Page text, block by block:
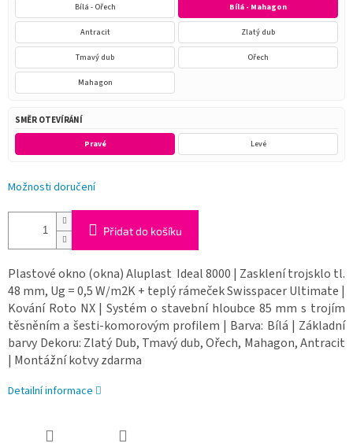
Bílá - Ořech Bílá - Mahagon
Antracit Zlatý dub
Tmavý dub Ořech
Mahagon
SMĚR OTEVÍRÁNÍ
Pravé Levé
Možnosti doručení
Přidat do košíku
Plastové okno (okna) Aluplast Ideal 8000 | Zasklení trojsklo tl.
48 mm, Ug = 0,5 W/m2K + teplý rámeček Swisspacer Ultimate |
Kování Roto NX | Systém o stavební hloubce 85 mm s trojím
těsněním a šesti-komorovým profilem | Barva: Bílá | Základní
barvy Dekoru: Zlatý Dub, Tmavý dub, Ořech, Mahagon, Antracit
| Montážní kotvy zdarma
Detailní informace